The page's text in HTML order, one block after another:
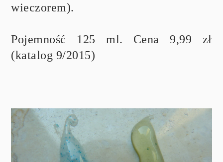
wieczorem).
Pojemność 125 ml. Cena 9,99 zł
(katalog 9/2015)